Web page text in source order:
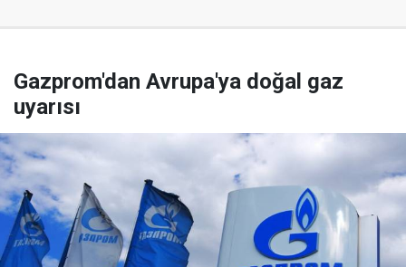
Gazprom'dan Avrupa'ya doğal gaz
uyarısı